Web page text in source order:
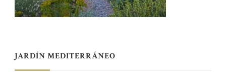
JARDÍN MEDITERRÁNEO